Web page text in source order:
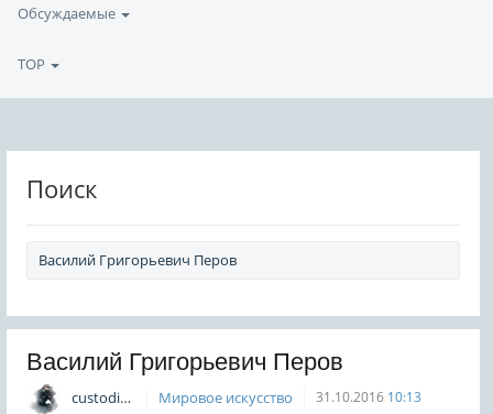
Обсуждаемые
TOP
Поиск
Василий Григорьевич Перов
custodian Мировое искусство 31.10.2016 10:13